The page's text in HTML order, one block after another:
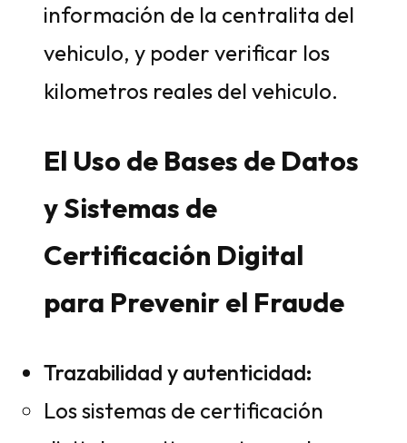
información de la centralita del
vehiculo, y poder verificar los
kilometros reales del vehiculo.
El Uso de Bases de Datos
y Sistemas de
Certificación Digital
para Prevenir el Fraude
Trazabilidad y autenticidad:
Los sistemas de certificación